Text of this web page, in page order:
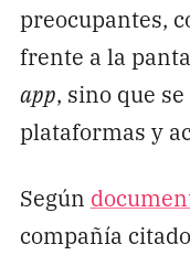
preocupantes,
frente a la
app, sino que
plataformas y
Según
compañía